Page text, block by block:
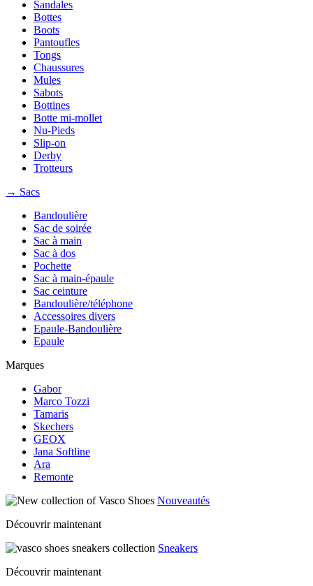
Sandales
Bottes
Boots
Pantoufles
Tongs
Chaussures
Mules
Sabots
Bottines
Botte mi-mollet
Nu-Pieds
Slip-on
Derby
Trotteurs
→ Sacs
Bandoulière
Sac de soirée
Sac à main
Sac à dos
Pochette
Sac à main-épaule
Sac ceinture
Bandoulière/téléphone
Accessoires divers
Epaule-Bandoulière
Epaule
Marques
Gabor
Marco Tozzi
Tamaris
Skechers
GEOX
Jana Softline
Ara
Remonte
Nouveautés
Découvrir maintenant
Sneakers
Découvrir maintenant